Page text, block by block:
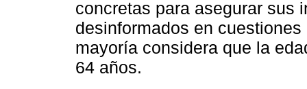
concretas para asegurar sus
desinformados en
mayoría considera que la
64 años.